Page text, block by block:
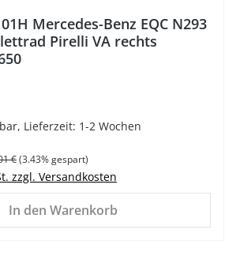
Mercedes-Benz EQC N293
Pirelli VA rechts
Lieferzeit: 1-2 Wochen
Preis:
€(3.43% gespart)
zzgl. Versandkosten
In den Warenkorb